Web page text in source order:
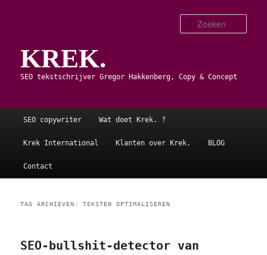
primaire
inhoud
secundaire
inhoudKREK.
SEO tekstschrijver Gregor Hakkenberg, Copy & Concept
Hoofdmenu
SEO copywriter Wat doet Krek. ?
Krek International Klanten over Krek. BLOG
Contact
TAG ARCHIEVEN:TEKSTEN OPTIMALISEREN
SEO-bullshit-detector van